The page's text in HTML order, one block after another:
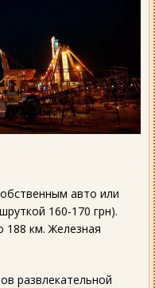
авто или
160-170 грн).
188 км. Железная
развлекательной